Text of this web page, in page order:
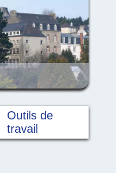
Outils de
travail